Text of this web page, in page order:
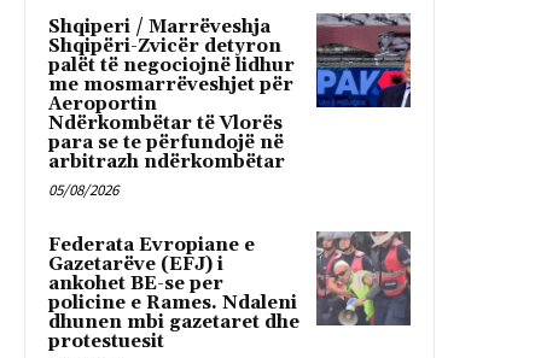
Shqiperi / Marrëveshja
Shqipëri-Zvicër detyron
palët të negociojnë lidhur
me mosmarrëveshjet për
Aeroportin
Ndërkombëtar të Vlorës
para se te përfundojë në
arbitrazh ndërkombëtar
05/08/2026
Federata Evropiane e
Gazetarëve (EFJ) i
ankohet BE-se per
policine e Rames. Ndaleni
dhunen mbi gazetaret dhe
protestuesit